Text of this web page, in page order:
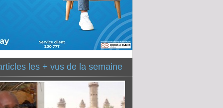
les + vus de la semaine